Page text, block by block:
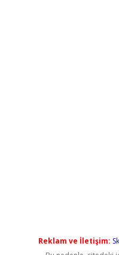
Reklam ve İletişim: